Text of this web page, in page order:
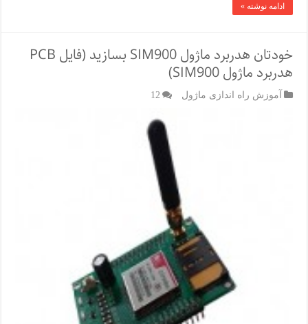
ادامه نوشته »
خودتان هدربرد ماژول SIM900 بسازید (فایل PCB
هدربرد ماژول SIM900)
آموزش راه اندازی ماژول 12